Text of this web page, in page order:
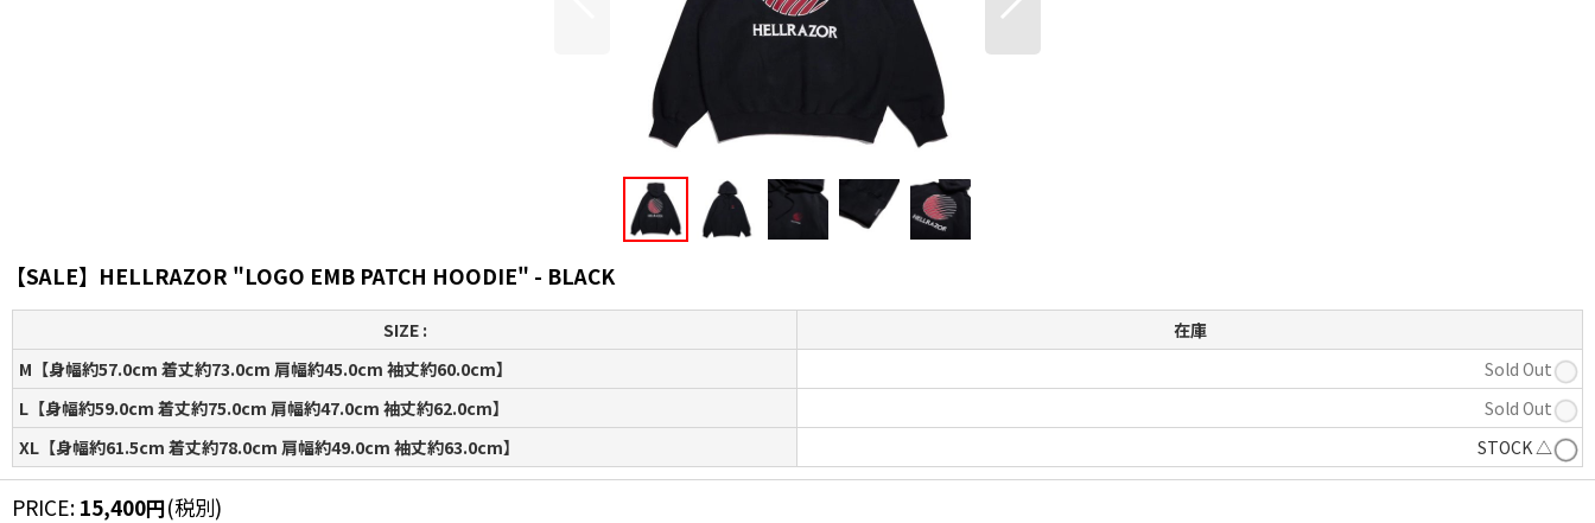
【SALE】HELLRAZOR "LOGO EMB PATCH HOODIE" - BLACK
SIZE :
在庫
M【身幅約57.0cm 着丈約73.0cm 肩幅約45.0cm 袖丈約60.0cm】
Sold Out
L【身幅約59.0cm 着丈約75.0cm 肩幅約47.0cm 袖丈約62.0cm】
Sold Out
XL【身幅約61.5cm 着丈約78.0cm 肩幅約49.0cm 袖丈約63.0cm】
STOCK △
PRICE: 15,400円(税別)